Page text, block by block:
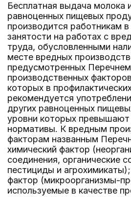
Бесплатная выдача молока
равноценных пищевых
производится работникам
занятости на работах с
труда, обусловленными
месте вредных
предусмотренных
производственных
которых в
рекомендуется
других равноценных
уровни которых превышают
нормативы. К вредным
факторам названным
химический фактор
соединения, органические
пестициды и
фактор (микроорганизмы-
используемые в качестве